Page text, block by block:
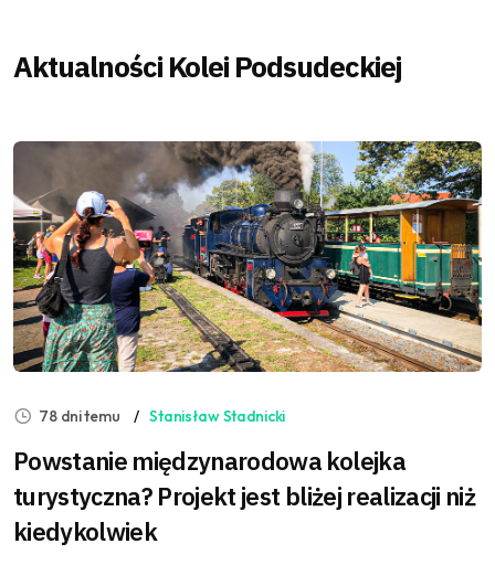
Aktualności Kolei Podsudeckiej
78 dni temu Stanisław Stadnicki
Powstanie międzynarodowa kolejka
turystyczna? Projekt jest bliżej realizacji niż
kiedykolwiek